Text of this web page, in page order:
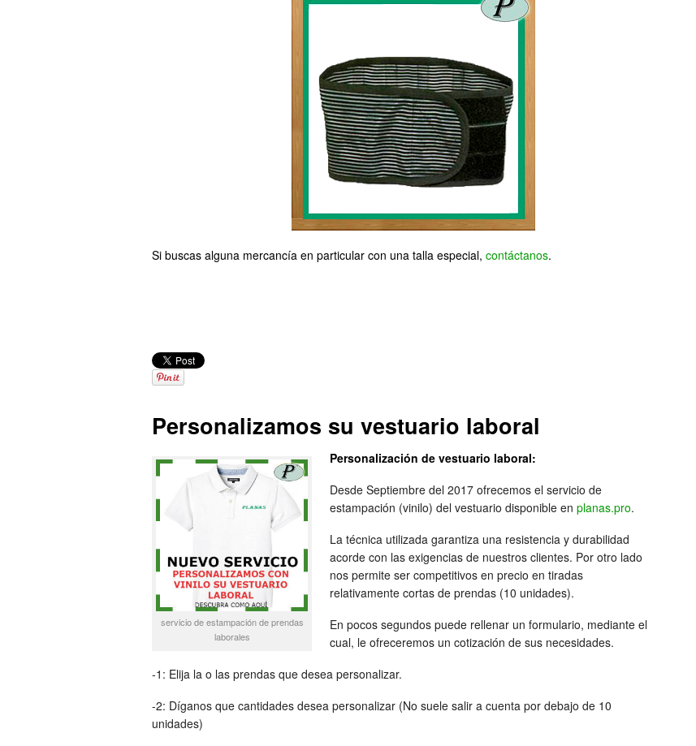
Si buscas alguna mercancía en particular con una talla especial, contáctanos.
Personalizamos su vestuario laboral
servicio de estampación de prendas
laborales
Personalización de vestuario laboral:
Desde Septiembre del 2017 ofrecemos el servicio de
estampación (vinilo) del vestuario disponible en planas.pro.
La técnica utilizada garantiza una resistencia y durabilidad
acorde con las exigencias de nuestros clientes. Por otro lado
nos permite ser competitivos en precio en tiradas
relativamente cortas de prendas (10 unidades).
En pocos segundos puede rellenar un formulario, mediante el
cual, le ofreceremos un cotización de sus necesidades.
-1: Elija la o las prendas que desea personalizar.
-2: Díganos que cantidades desea personalizar (No suele salir a cuenta por debajo de 10
unidades)